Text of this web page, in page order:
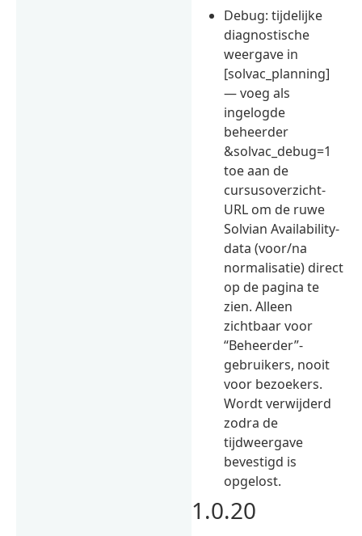
Debug: tijdelijke
diagnostische
weergave in
[solvac_planning]
— voeg als
ingelogde
beheerder
&solvac_debug=1
toe aan de
cursusoverzicht-
URL om de ruwe
Solvian Availability-
data (voor/na
normalisatie) direct
op de pagina te
zien. Alleen
zichtbaar voor
“Beheerder”-
gebruikers, nooit
voor bezoekers.
Wordt verwijderd
zodra de
tijdweergave
bevestigd is
opgelost.
1.0.20